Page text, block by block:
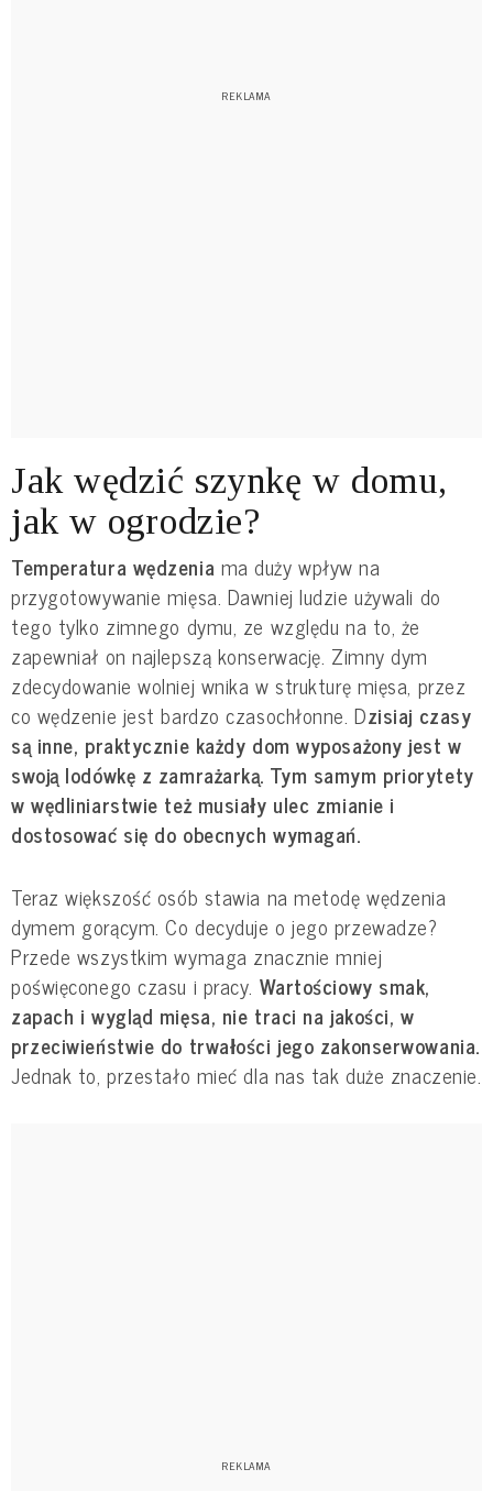
Jak wędzić szynkę w domu,
jak w ogrodzie?
Temperatura wędzenia ma duży wpływ na
przygotowywanie mięsa. Dawniej ludzie używali do
tego tylko zimnego dymu, ze względu na to, że
zapewniał on najlepszą konserwację. Zimny dym
zdecydowanie wolniej wnika w strukturę mięsa, przez
co wędzenie jest bardzo czasochłonne. Dzisiaj czasy
są inne, praktycznie każdy dom wyposażony jest w
swoją lodówkę z zamrażarką. Tym samym priorytety
w wędliniarstwie też musiały ulec zmianie i
dostosować się do obecnych wymagań.
Teraz większość osób stawia na metodę wędzenia
dymem gorącym. Co decyduje o jego przewadze?
Przede wszystkim wymaga znacznie mniej
poświęconego czasu i pracy. Wartościowy smak,
zapach i wygląd mięsa, nie traci na jakości, w
przeciwieństwie do trwałości jego zakonserwowania.
Jednak to, przestało mieć dla nas tak duże znaczenie.